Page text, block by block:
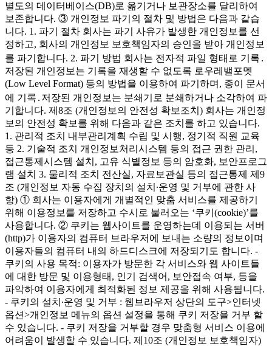
별도의 데이터베이스(DB)로 옮기거나 보관장소를 달리하여
보존합니다. ③ 개인정보 파기의 절차 및 방법은 다음과 같습
니다. 1. 파기 절차 회사는 파기 사유가 발생한 개인정보를 선
정하고, 회사의 개인정보 보호책임자의 승인을 받아 개인정보
를 파기합니다. 2. 파기 방법 회사는 전자적 파일 형태로 기록․
저장된 개인정보는 기록을 재생할 수 없도록 로우레밸포멧
(Low Level Format) 등의 방법을 이용하여 파기하며, 종이 문서
에 기록․저장된 개인정보는 분쇄기로 분쇄하거나 소각하여 파
기합니다. 제8조 (개인정보의 안전성 확보조치) 회사는 개인정
보의 안전성 확보를 위해 다음과 같은 조치를 하고 있습니다.
1. 관리적 조치 내부관리계획 수립 및 시행, 정기적 직원 교육
등 2. 기술적 조치 개인정보처리시스템 등의 접근 권한 관리,
접근통제시스템 설치, 고유 식별정보 등의 암호화, 보안프로그
램 설치 3. 물리적 조치 전산실, 자료보관실 등의 접근통제 제9
조 (개인정보 자동 수집 장치의 설치∙운영 및 거부에 관한 사
항) ① 회사는 이용자에게 개별적인 맞춤 서비스를 제공하기
위해 이용정보를 저장하고 수시로 불러오는 ‘쿠키(cookie)’를
사용합니다. ② 쿠키는 웹사이트를 운영하는데 이용되는 서버
(http)가 이용자의 컴퓨터 브라우저에 보내는 소량의 정보이며
이용자들의 컴퓨터 내의 하드디스크에 저장되기도 합니다. -
쿠키의 사용 목적: 이용자가 방문한 각 서비스와 웹 사이트들
에 대한 방문 및 이용형태, 인기 검색어, 보안접속 여부, 등을
파악하여 이용자에게 최적화된 정보 제공을 위해 사용됩니다.
- 쿠키의 설치∙운영 및 거부 : 웹브라우저 상단의 도구>인터넷
옵션>개인정보 메뉴의 옵션 설정을 통해 쿠키 저장을 거부 할
수 있습니다. - 쿠키 저장을 거부할 경우 맞춤형 서비스 이용에
어려움이 발생할 수 있습니다. 제10조 (개인정보 보호책임자)